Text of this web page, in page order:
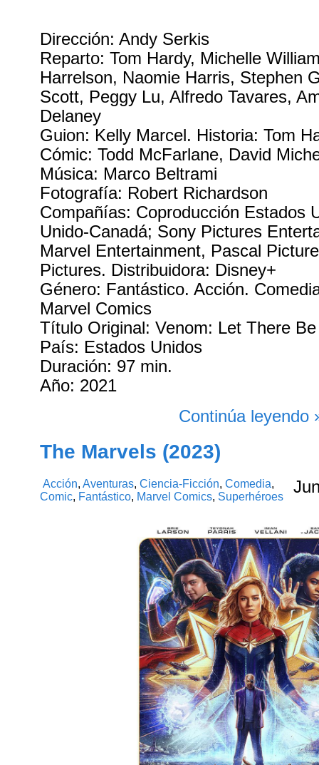
Dirección: Andy Serkis
Reparto: Tom Hardy, Michelle
Harrelson, Naomie Harris, Stephen
Scott, Peggy Lu, Alfredo Tavares,
Delaney
Guion: Kelly Marcel. Historia: Tom
Cómic: Todd McFarlane, David
Música: Marco Beltrami
Fotografía: Robert Richardson
Compañías: Coproducción Estados
Unido-Canadá; Sony Pictures
Marvel Entertainment, Pascal
Pictures. Distribuidora: Disney+
Género: Fantástico. Acción.
Marvel Comics
Título Original: Venom: Let There
País: Estados Unidos
Duración: 97 min.
Año: 2021
Continúa leyendo
The Marvels (2023)
Acción,Aventuras,Ciencia-Ficción,Comedia,
Comic, Fantástico, Marvel Comics, Superhéroes